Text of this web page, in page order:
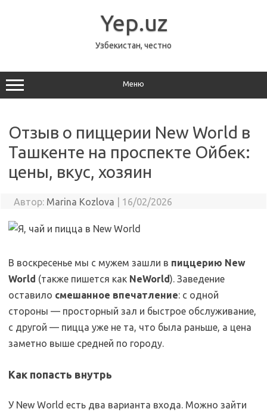
Yep.uz
Узбекистан, честно
Меню
Отзыв о пиццерии New World в
Ташкенте на проспекте Ойбек:
цены, вкус, хозяин
Автор: Marina Kozlova 16/02/2026
В воскресенье мы с мужем зашли в пиццерию New
World (также пишется как NeWorld). Заведение
оставило смешанное впечатление: с одной
стороны — просторный зал и быстрое обслуживание,
с другой — пицца уже не та, что была раньше, а цена
заметно выше средней по городу.
Как попасть внутрь
У New World есть два варианта входа. Можно зайти